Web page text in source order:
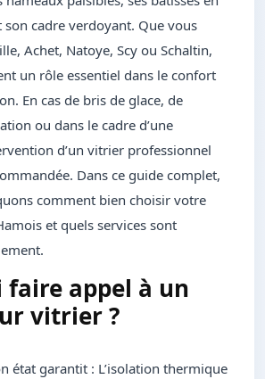
son cadre verdoyant. Que vous
Achet, Natoye, Scy ou Schaltin,
un rôle essentiel dans le confort
En cas de bris de glace, de
ou dans le cadre d’une
d’un vitrier professionnel
Dans ce guide complet,
comment bien choisir votre
et quels services sont
faire appel à un
vitrier ?
état garantit : L’isolation thermique